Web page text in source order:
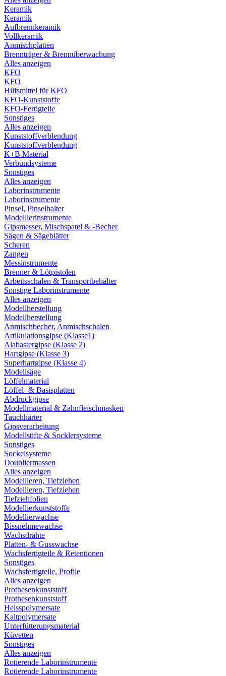
Keramik
Keramik
Aufbrennkeramik
Vollkeramik
Anmischplatten
Brennträger & Brennüberwachung
Alles anzeigen
KFO
KFO
Hilfsmittel für KFO
KFO-Kunststoffe
KFO-Fertigteile
Sonstiges
Alles anzeigen
Kunststoffverblendung
Kunststoffverblendung
K+B Material
Verbundsysteme
Sonstiges
Alles anzeigen
Laborinstrumente
Laborinstrumente
Pinsel, Pinselhalter
Modellierinstrumente
Gipsmesser, Mischspatel & -Becher
Sägen & Sägeblätter
Scheren
Zangen
Messinstrumente
Brenner & Lötpistolen
Arbeitsschalen & Transportbehälter
Sonstige Laborinstrumente
Alles anzeigen
Modellherstellung
Modellherstellung
Anmischbecher, Anmischschalen
Artikulationsgipse (Klasse1)
Alabastergipse (Klasse 2)
Hartgipse (Klasse 3)
Superhartgipse (Klasse 4)
Modellsäge
Löffelmaterial
Löffel- & Basisplatten
Abdruckgipse
Modellmaterial & Zahnfleischmasken
Tauchhärter
Gipsverarbeitung
Modellstifte & Socklersysteme
Sonstiges
Sockelsysteme
Doubliermassen
Alles anzeigen
Modellieren, Tiefziehen
Modellieren, Tiefziehen
Tiefziehfolien
Modellierkunststoffe
Modellierwachse
Bissnehmewachse
Wachsdrähte
Platten- & Gusswachse
Wachsfertigteile & Retentionen
Sonstiges
Wachsfertigteile, Profile
Alles anzeigen
Prothesenkunststoff
Prothesenkunststoff
Heisspolymersate
Kaltpolymersate
Unterfütterungsmaterial
Küvetten
Sonstiges
Alles anzeigen
Rotierende Laborinstrumente
Rotierende Laborinstrumente